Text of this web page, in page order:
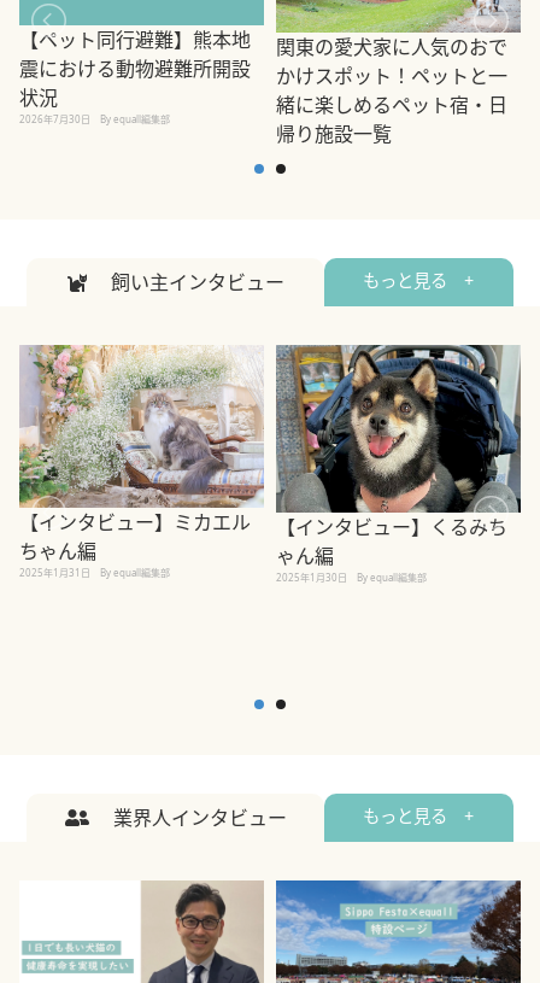
【ペット同行避難】熊本地
震における動物避難所開設
状況
2026年7月30日 By equall編集部
関東の愛犬家に人気のおで
かけスポット！ペットと一
緒に楽しめるペット宿・日
帰り施設一覧
飼い主インタビュー もっと見る +
【インタビュー】ミカエル
ちゃん編
2025年1月31日 By equall編集部
【インタビュー】くるみち
ゃん編
2025年1月30日 By equall編集部
業界人インタビュー もっと見る +